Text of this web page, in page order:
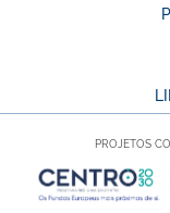
PROJETOS